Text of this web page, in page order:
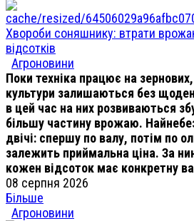
Хвороби соняшнику: втрати
відсотків
Агроновини
Поки техніка працює на зернових,
культури залишаються без
в цей час на них розвиваються
більшу частину врожаю.
двічі: спершу по валу, потім по
залежить приймальна ціна. За
кожен відсоток має конкретну
08 серпня 2026
Більше
Агроновини